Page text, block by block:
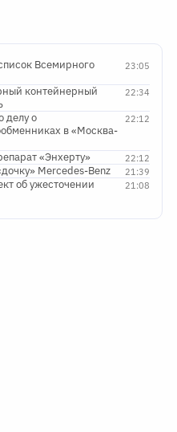
23:05
Всемирного
22:34
контейнерный
22:12
делу о
в «Москва-
22:12
«Энхерту»
21:39
Mercedes-Benz
21:08
об ужесточении